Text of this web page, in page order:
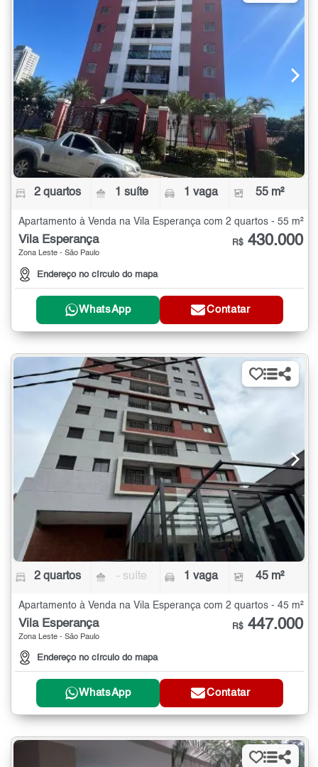
2 quartos 1 suíte 1 vaga 55 m²
Apartamento à Venda na Vila Esperança com 2 quartos - 55 m²
Vila Esperança
Zona Leste - São Paulo
Endereço no círculo do mapa
R$ 430.000
WhatsApp Contatar
2 quartos - suíte 1 vaga 45 m²
Apartamento à Venda na Vila Esperança com 2 quartos - 45 m²
Vila Esperança
Zona Leste - São Paulo
Endereço no círculo do mapa
R$ 447.000
WhatsApp Contatar